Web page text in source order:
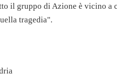
il gruppo di Azione è vicino a
tragedia".